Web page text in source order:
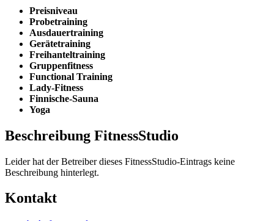
Preisniveau
Probetraining
Ausdauertraining
Gerätetraining
Freihanteltraining
Gruppenfitness
Functional Training
Lady-Fitness
Finnische-Sauna
Yoga
Beschreibung FitnessStudio
Leider hat der Betreiber dieses FitnessStudio-Eintrags keine
Beschreibung hinterlegt.
Kontakt